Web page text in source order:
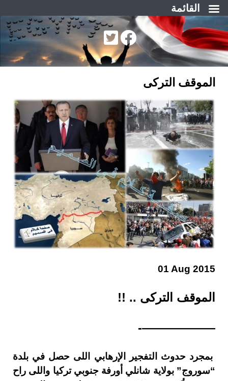
التجاوز
إلى
المحتوى
الموقف التركى
01 Aug 2015
الموقف التركى .. !!
——————-
بمجرد حدوث التفجير الإرهابي اللى حصل في بلدة
“سوروج” بولاية شانلي أورفة جنوبي تركيا واللى راح
القائمة